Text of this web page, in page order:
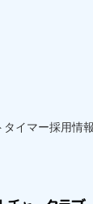
イマー採用情報